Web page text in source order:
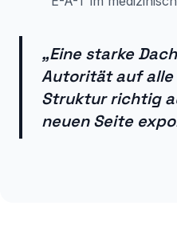
„Eine starke
Autorität auf alle
Struktur richtig
neuen Seite